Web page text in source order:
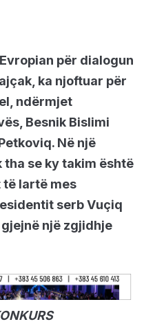
për dialogun
ka njoftuar për
ndërmjet
Besnik Bislimi
Në një
se ky takim është
lartë mes
serb Vuçiq
një zgjidhje